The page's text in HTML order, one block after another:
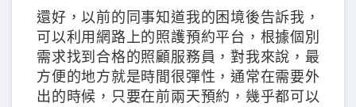
還好，以前的同事知道我的困境後告訴我，
可以利用網路上的照護預約平台，根據個別
需求找到合格的照顧服務員，對我來說，最
方便的地方就是時間很彈性，通常在需要外
出的時候，只要在前兩天預約，幾乎都可以